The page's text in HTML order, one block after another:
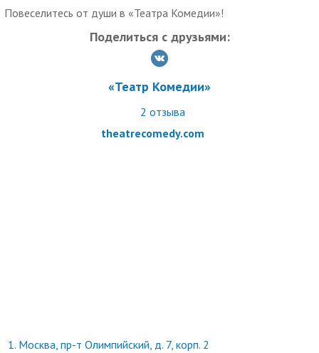
Повеселитесь от души в «Театра Комедии»!
Поделиться с друзьями:
«Театр Комедии»
2 отзыва
theatrecomedy.com
1. Москва, пр-т Олимпийский, д. 7, корп. 2